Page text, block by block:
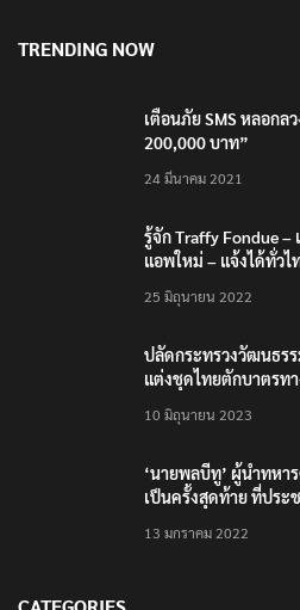
TRENDING NOW
เตือนภัย SMS หลอกล
200,000 บาท”
24 มีนาคม 2021
รู้จัก Traffy Fondue –
แอพใหม่ – แจ้งได้ทั่วไ
25 มิถุนายน 2022
ปลัดกระทรวงวัฒนธรร
แต่งชุดไทยตักบาตรท
10 มิถุนายน 2023
‘นายพลบีทู’ ผู้นำทหา
เป็นครั้งสุดท้าย ที่ประ
13 มกราคม 2022